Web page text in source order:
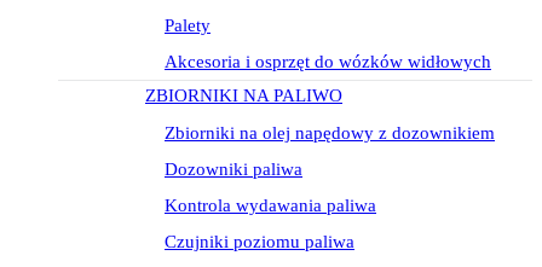
Palety
Akcesoria i osprzęt do wózków widłowych
ZBIORNIKI NA PALIWO
Zbiorniki na olej napędowy z dozownikiem
Dozowniki paliwa
Kontrola wydawania paliwa
Czujniki poziomu paliwa